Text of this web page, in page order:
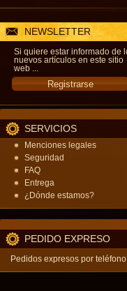
NEWSLETTER
Si quiere estar informado de
nuevos artículos en este sitio
web ...
SERVICIOS
Menciones legales
Seguridad
FAQ
Entrega
¿Dónde estamos?
PEDIDO EXPRESO
Pedidos expresos por teléfono